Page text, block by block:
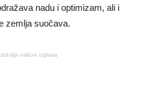
nadu i optimizam, ali i
zemlja suočava.
nakon oglasa